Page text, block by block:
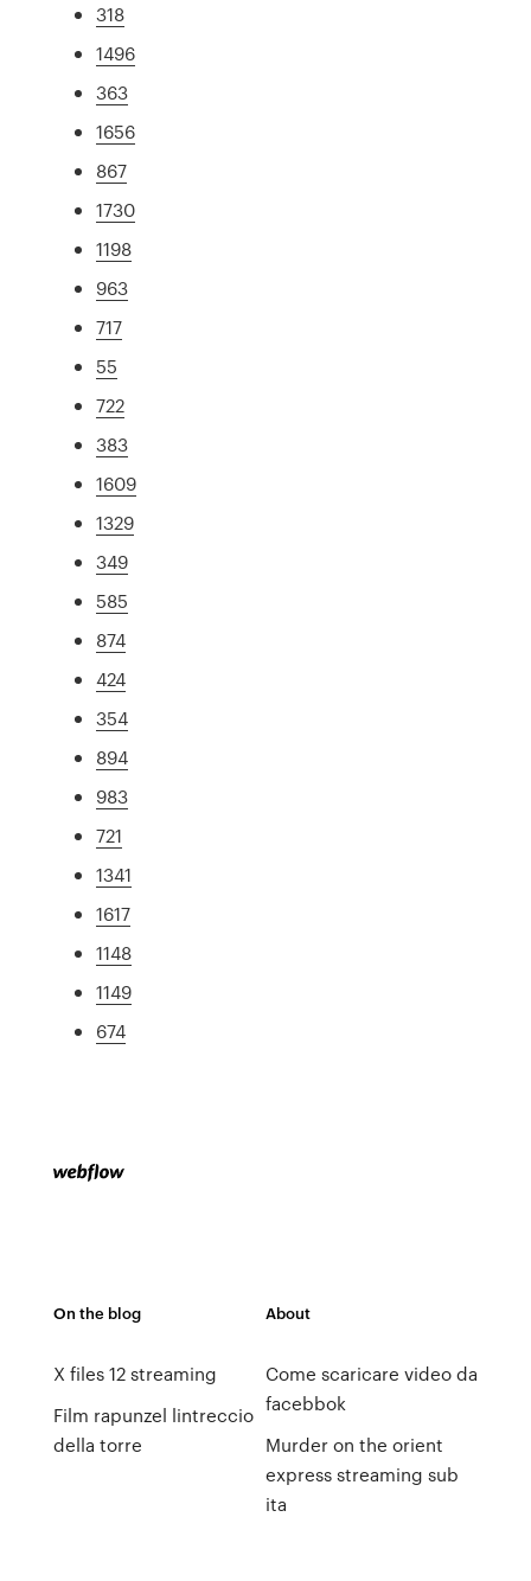
318
1496
363
1656
867
1730
1198
963
717
55
722
383
1609
1329
349
585
874
424
354
894
983
721
1341
1617
1148
1149
674
On the blog
X files 12 streaming
Film rapunzel lintreccio
della torre
About
Come scaricare video da
facebbok
Murder on the orient
express streaming sub
ita